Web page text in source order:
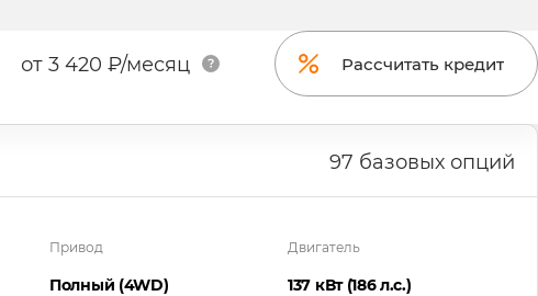
от 3 420 ₽/месяц Рассчитать кредит
97 базовых опций
Привод
Полный (4WD)
Двигатель
137 кВт(186 л.с.)